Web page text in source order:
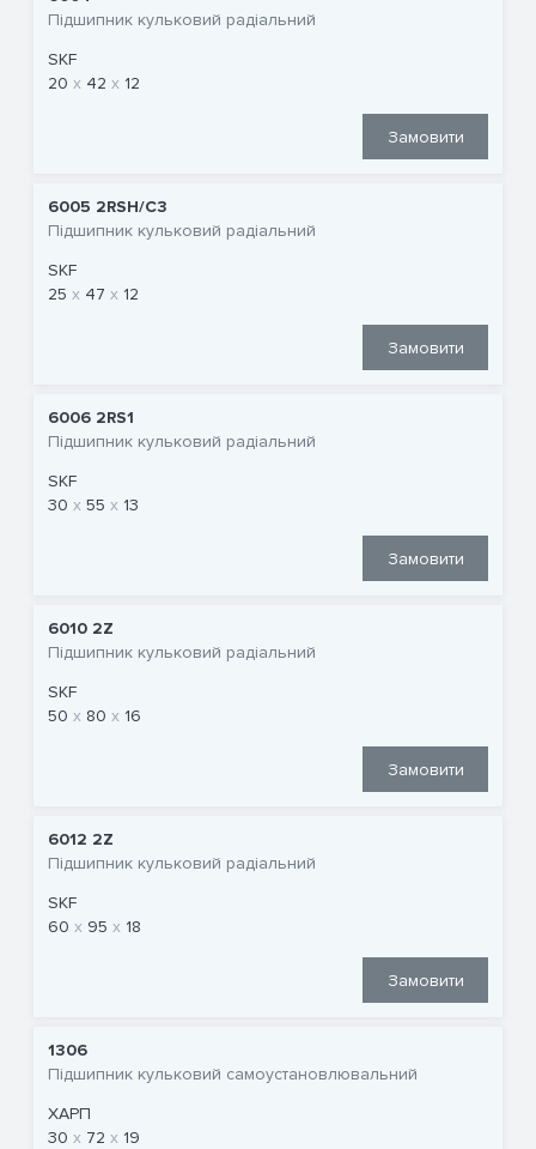
Підшипник кульковий радіальний
SKF
20
42 12
Замовити
6005 2RSH/C3
Підшипник кульковий радіальний
SKF
25
47 12
Замовити
6006 2RS1
Підшипник кульковий радіальний
SKF
30
55 13
Замовити
6010 2Z
Підшипник кульковий радіальний
SKF
50
80 16
Замовити
6012 2Z
Підшипник кульковий радіальний
SKF
60
95 18
Замовити
1306
Підшипник кульковий самоустановлювальний
ХАРП
30
72 19